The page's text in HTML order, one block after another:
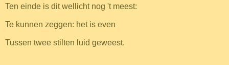
Ten einde is dit wellicht nog 't meest:
Te kunnen zeggen: het is even
Tussen twee stilten luid geweest.